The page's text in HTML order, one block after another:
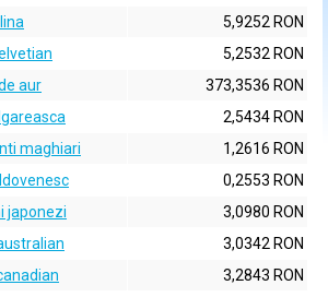
5,9252 RON
5,2532 RON
aur
373,3536 RON
2,5434 RON
maghiari
1,2616 RON
0,2553 RON
japonezi
3,0980 RON
3,0342 RON
3,2843 RON